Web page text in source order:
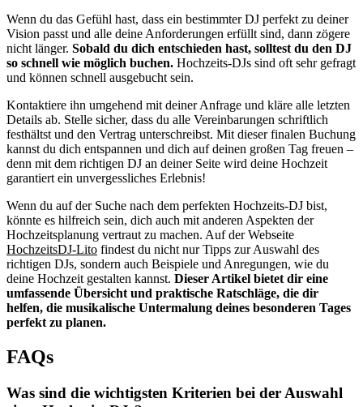
Wenn du das Gefühl hast, dass ein bestimmter DJ perfekt zu deiner
Vision passt und alle deine Anforderungen erfüllt sind, dann zögere
nicht länger. Sobald du dich entschieden hast, solltest du den DJ
so schnell wie möglich buchen. Hochzeits-DJs sind oft sehr gefragt
und können schnell ausgebucht sein.
Kontaktiere ihn umgehend mit deiner Anfrage und kläre alle letzten
Details ab. Stelle sicher, dass du alle Vereinbarungen schriftlich
festhältst und den Vertrag unterschreibst. Mit dieser finalen Buchung
kannst du dich entspannen und dich auf deinen großen Tag freuen –
denn mit dem richtigen DJ an deiner Seite wird deine Hochzeit
garantiert ein unvergessliches Erlebnis!
Wenn du auf der Suche nach dem perfekten Hochzeits-DJ bist,
könnte es hilfreich sein, dich auch mit anderen Aspekten der
Hochzeitsplanung vertraut zu machen. Auf der Webseite
HochzeitsDJ-Lito findest du nicht nur Tipps zur Auswahl des
richtigen DJs, sondern auch Beispiele und Anregungen, wie du
deine Hochzeit gestalten kannst. Dieser Artikel bietet dir eine
umfassende Übersicht und praktische Ratschläge, die dir
helfen, die musikalische Untermalung deines besonderen Tages
perfekt zu planen.
FAQs
Was sind die wichtigsten Kriterien bei der Auswahl